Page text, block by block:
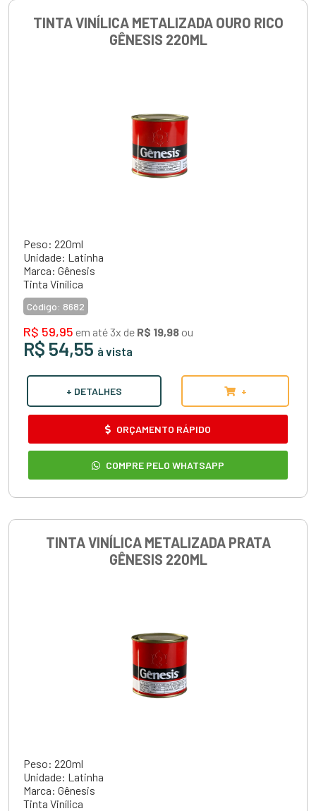
TINTA VINÍLICA METALIZADA OURO RICO
GÊNESIS 220ML
Peso: 220ml
Unidade: Latinha
Marca: Gênesis
Tinta Vinílica
Código: 8682
R$ 59,95 em até 3x de R$ 19,98 ou
R$ 54,55 à vista
+ DETALHES +
ORÇAMENTO RÁPIDO
COMPRE PELO WHATSAPP
TINTA VINÍLICA METALIZADA PRATA
GÊNESIS 220ML
Peso: 220ml
Unidade: Latinha
Marca: Gênesis
Tinta Vinílica